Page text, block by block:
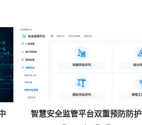
智慧安全监管平台双重预防防护